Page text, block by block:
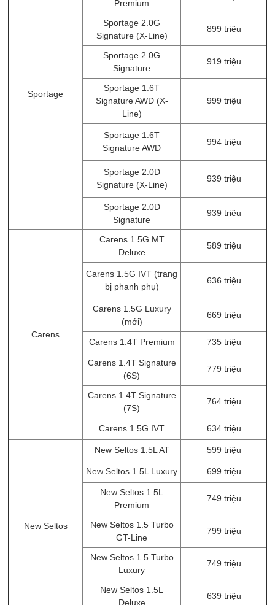
Sportage
Premium
Sportage 2.0G
Signature (X-Line)
899 triệu
Sportage 2.0G
Signature
919 triệu
Sportage 1.6T
Signature AWD (X-
Line)
999 triệu
Sportage 1.6T
Signature AWD
994 triệu
Sportage 2.0D
Signature (X-Line)
939 triệu
Sportage 2.0D
Signature
939 triệu
Carens
Carens 1.5G MT
Deluxe
589 triệu
Carens 1.5G IVT (trang
bị phanh phụ)
636 triệu
Carens 1.5G Luxury
(mới)
669 triệu
Carens 1.4T Premium 735 triệu
Carens 1.4T Signature
(6S)
779 triệu
Carens 1.4T Signature
(7S)
764 triệu
Carens 1.5G IVT 634 triệu
New Seltos
New Seltos 1.5L AT 599 triệu
New Seltos 1.5L Luxury 699 triệu
New Seltos 1.5L
Premium
749 triệu
New Seltos 1.5 Turbo
GT-Line
799 triệu
New Seltos 1.5 Turbo
Luxury
749 triệu
New Seltos 1.5L
Deluxe
639 triệu